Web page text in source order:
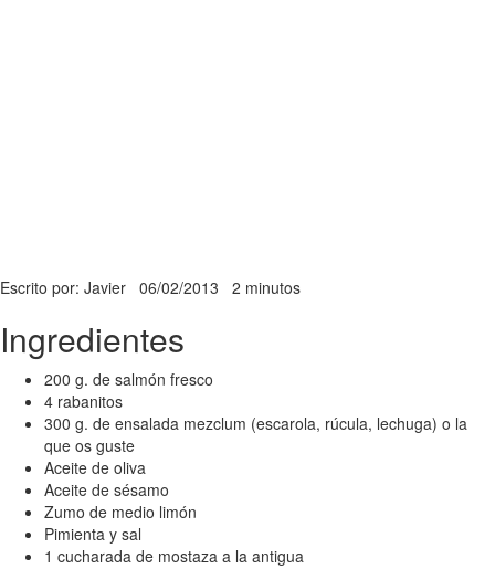
Escrito por: Javier 06/02/2013 2 minutos
Ingredientes
200 g. de salmón fresco
4 rabanitos
300 g. de ensalada mezclum (escarola, rúcula, lechuga) o la
que os guste
Aceite de oliva
Aceite de sésamo
Zumo de medio limón
Pimienta y sal
1 cucharada de mostaza a la antigua